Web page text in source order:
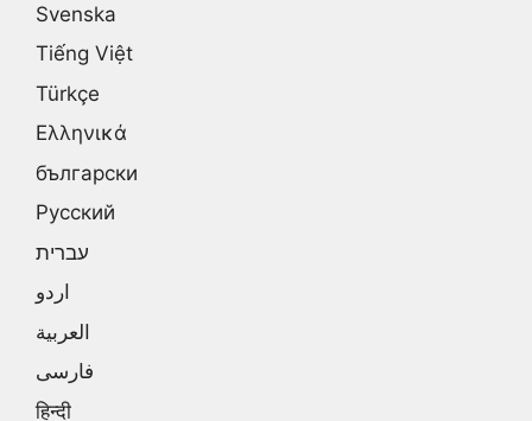
Svenska
Tiếng Việt
Türkçe
Ελληνικά
български
Русский
עברית
اردو
العربية
فارسی
हिन्दी